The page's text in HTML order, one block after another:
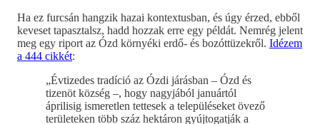
Ha ez furcsán hangzik hazai kontextusban, és úgy érzed, ebből
keveset tapasztalsz, hadd hozzak erre egy példát. Nemrég jelent
meg egy riport az Ózd környéki erdő- és bozóttüzekről. Idézem
a 444 cikkét:
„Évtizedes tradíció az Ózdi járásban – Ózd és
tizenöt község –, hogy nagyjából januártól
áprilisig ismeretlen tettesek a településeket övező
területeken több száz hektáron gyújtogatják a